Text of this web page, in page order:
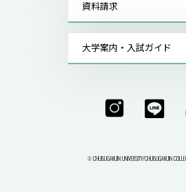
資料請求
大学案内・入試ガイド
©CHUBUGAKUIN UNIVERSITY/CHUBUGAKUIN